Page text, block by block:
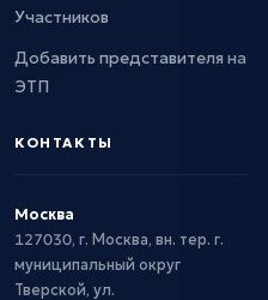
Участников
Добавить представителя на
ЭТП
КОНТАКТЫ
Москва
127030, г. Москва, вн. тер. г.
муниципальный округ
Тверской, ул.